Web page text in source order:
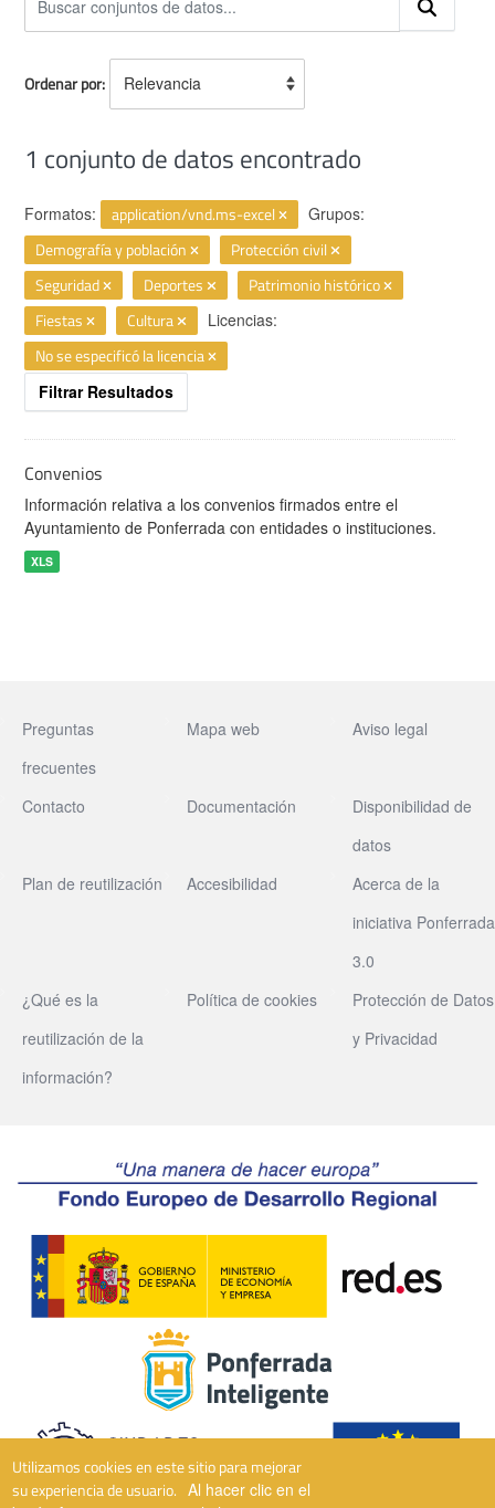
Ordenar por
1 conjunto de datos encontrado
Formatos: application/vnd.ms-excel Grupos:
Demografía y población
Protección civil
Seguridad
Deportes
Patrimonio histórico
Fiestas
Cultura Licencias:
No se especificó la licencia
Filtrar Resultados
Convenios
Información relativa a los convenios firmados entre el
Ayuntamiento de Ponferrada con entidades o instituciones.
XLS
Preguntas
frecuentes
Mapa web Aviso legal
Contacto Documentación
Disponibilidad de
datos
Plan de reutilización
Accesibilidad
Acerca de la
iniciativa Ponferrada
3.0
¿Qué es la
reutilización de la
información?
Política de cookies
Protección de Datos
y Privacidad
Utilizamos cookies en este sitio para mejorar
su experiencia de usuario. Al hacer clic en el